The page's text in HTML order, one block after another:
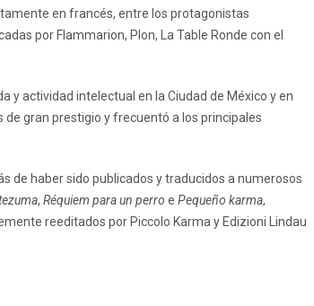
en francés, entre los protagonistas
por Flammarion, Plon, La Table Ronde con el
y actividad intelectual en la Ciudad de México y en
gran prestigio y frecuentó a los principales
de haber sido publicados y traducidos a numerosos
, Réquiem para un perro e Pequeño karma,
reeditados por Piccolo Karma y Edizioni Lindau